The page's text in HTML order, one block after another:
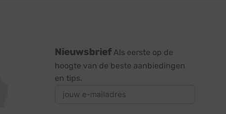
Nieuwsbrief Als eerste op de
hoogte van de beste aanbiedingen
en tips.